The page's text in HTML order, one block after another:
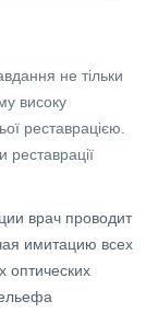
не тільки
високу
реставрацією.
реставрації
врач проводит
имитацию всех
оптических